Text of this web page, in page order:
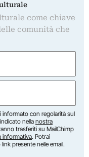
come chiave
comunità che
informato con regolarità sul
nella nostra
trasferiti su MailChimp
informativa. Potrai
presente nelle email.